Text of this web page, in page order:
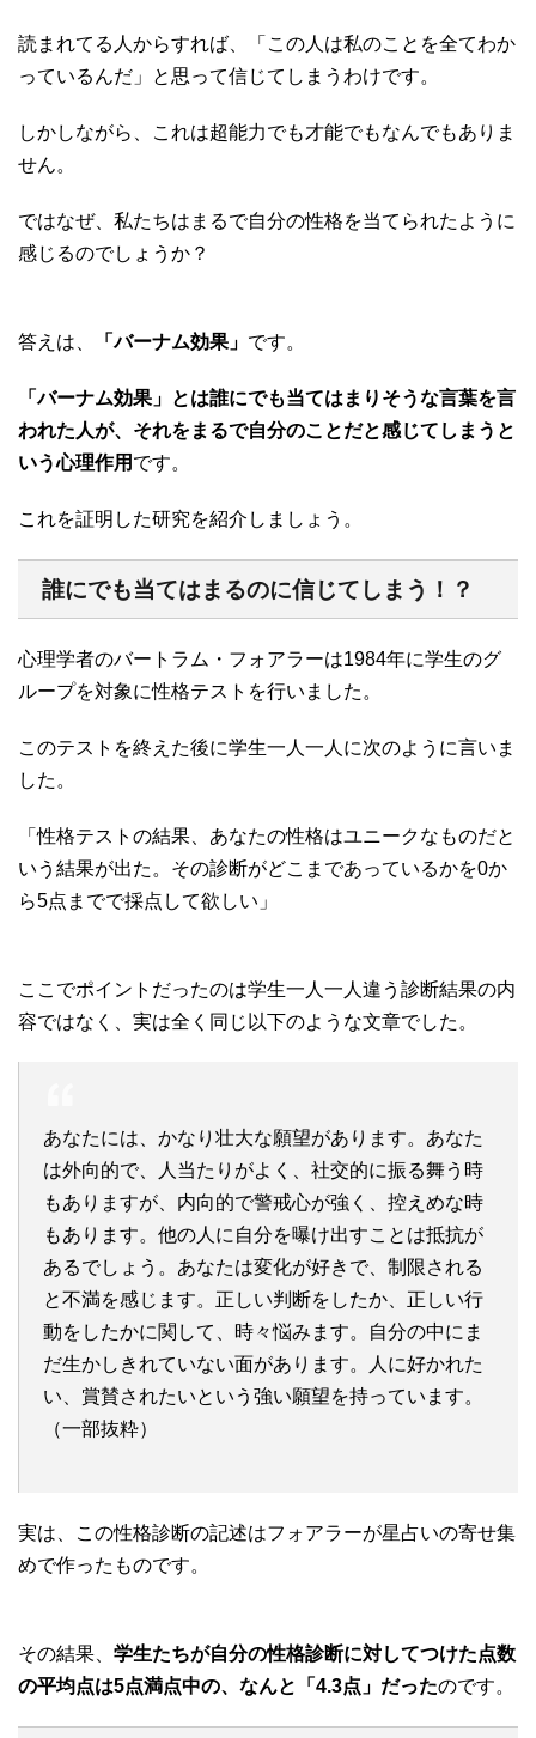
読まれてる人からすれば、「この人は私のことを全てわか
っているんだ」と思って信じてしまうわけです。
しかしながら、これは超能力でも才能でもなんでもありま
せん。
ではなぜ、私たちはまるで自分の性格を当てられたように
感じるのでしょうか？
答えは、 「バーナム効果」 です。
「バーナム効果」とは誰にでも当てはまりそうな言葉を言
われた人が、それをまるで自分のことだと感じてしまうと
いう心理作用 です。
これを証明した研究を紹介しましょう。
誰にでも当てはまるのに信じてしまう！？
心理学者のバートラム・フォアラーは1984年に学生のグ
ループを対象に性格テストを行いました。
このテストを終えた後に学生一人一人に次のように言いま
した。
「性格テストの結果、あなたの性格はユニークなものだと
いう結果が出た。その診断がどこまであっているかを0か
ら5点までで採点して欲しい」
ここでポイントだったのは学生一人一人違う診断結果の内
容ではなく、実は全く同じ以下のような文章でした。
あなたには、かなり壮大な願望があります。あなた
は外向的で、人当たりがよく、社交的に振る舞う時
もありますが、内向的で警戒心が強く、控えめな時
もあります。他の人に自分を曝け出すことは抵抗が
あるでしょう。あなたは変化が好きで、制限される
と不満を感じます。正しい判断をしたか、正しい行
動をしたかに関して、時々悩みます。自分の中にま
だ生かしきれていない面があります。人に好かれた
い、賞賛されたいという強い願望を持っています。
（一部抜粋）
実は、この性格診断の記述はフォアラーが星占いの寄せ集
めで作ったものです。
その結果、 学生たちが自分の性格診断に対してつけた点数
の平均点は5点満点中の、なんと「4.3点」だったのです。